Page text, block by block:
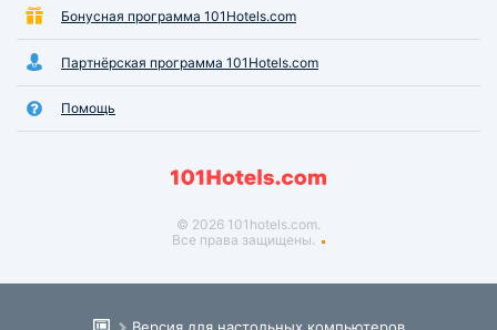
Бонусная программа 101Hotels.com
Партнёрская программа 101Hotels.com
Помощь
© 2026 101hotels.com.
Все права защищены.